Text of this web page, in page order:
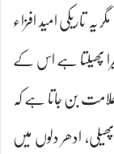
تاریکی امید افزاء
پھیلتا ہے اس کے
علامت بن جاتا ہے کہ
ادھر دلوں میں